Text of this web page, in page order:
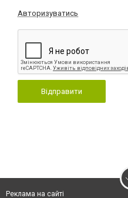
Авторизуватись
Відправити
Реклама на сайті